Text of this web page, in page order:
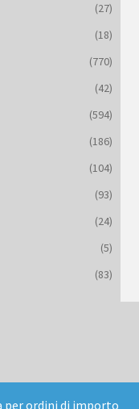
ordini di importo
(27)
(18)
(770)
(42)
(594)
(186)
(104)
(93)
(24)
(5)
(83)